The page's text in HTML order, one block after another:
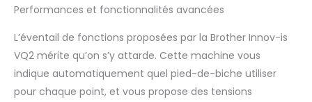
Performances et fonctionnalités avancées
L’éventail de fonctions proposées par la Brother Innov-is
VQ2 mérite qu’on s’y attarde. Cette machine vous
indique automatiquement quel pied-de-biche utiliser
pour chaque point, et vous propose des tensions